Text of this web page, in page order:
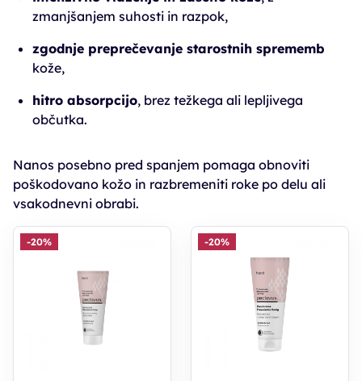
zmanjšanjem suhosti in razpok,
zgodnje preprečevanje starostnih sprememb
kože,
hitro absorpcijo, brez težkega ali lepljivega
občutka.
Nanos posebno pred spanjem pomaga obnoviti
poškodovano kožo in razbremeniti roke po delu ali
vsakodnevni obrabi.
-20% -20%